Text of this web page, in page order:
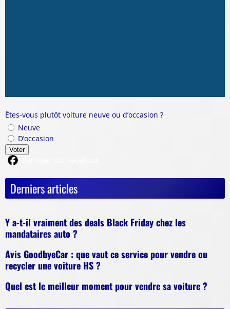
Êtes-vous plutôt voiture neuve ou d’occasion ?
Neuve
D’occasion
Voter
Derniers articles
Y a-t-il vraiment des deals Black Friday chez les
mandataires auto ?
Avis GoodbyeCar : que vaut ce service pour vendre ou
recycler une voiture HS ?
Quel est le meilleur moment pour vendre sa voiture ?